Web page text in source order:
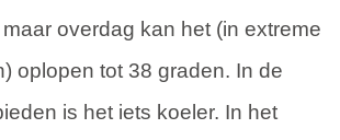
overdag kan het (in extreme
oplopen tot 38 graden. In de
is het iets koeler. In het